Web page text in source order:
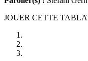
JOUER CETTE